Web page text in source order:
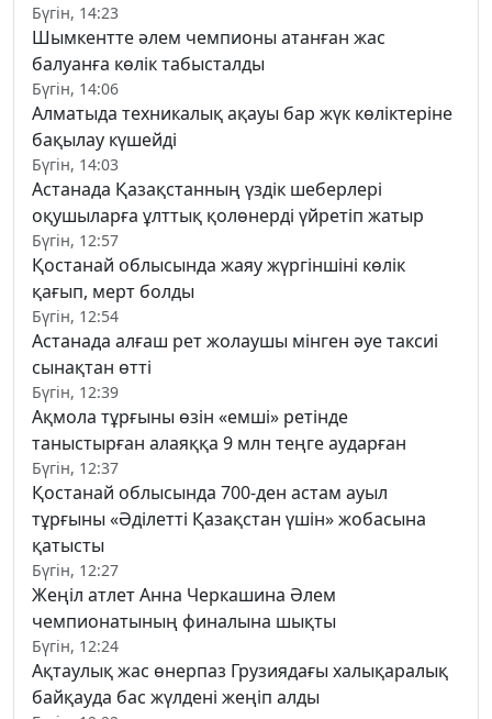
Бүгін, 14:23
Шымкентте әлем чемпионы атанған жас
балуанға көлік табысталды
Бүгін, 14:06
Алматыда техникалық ақауы бар жүк көліктеріне
бақылау күшейді
Бүгін, 14:03
Астанада Қазақстанның үздік шеберлері
оқушыларға ұлттық қолөнерді үйретіп жатыр
Бүгін, 12:57
Қостанай облысында жаяу жүргіншіні көлік
қағып, мерт болды
Бүгін, 12:54
Астанада алғаш рет жолаушы мінген әуе таксиі
сынақтан өтті
Бүгін, 12:39
Ақмола тұрғыны өзін «емші» ретінде
таныстырған алаяққа 9 млн теңге аударған
Бүгін, 12:37
Қостанай облысында 700-ден астам ауыл
тұрғыны «Әділетті Қазақстан үшін» жобасына
қатысты
Бүгін, 12:27
Жеңіл атлет Анна Черкашина Әлем
чемпионатының финалына шықты
Бүгін, 12:24
Ақтаулық жас өнерпаз Грузиядағы халықаралық
байқауда бас жүлдені жеңіп алды